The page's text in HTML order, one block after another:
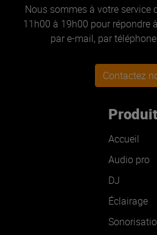
Nous sommes à votre service
11h00 à 19h00 pour répondre
par e-mail, par
Contactez
Accueil
Audio pro
DJ
Éclairage